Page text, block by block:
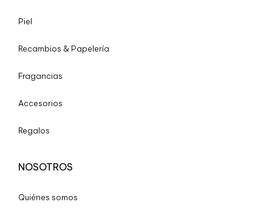
Piel
Recambios & Papelería
Fragancias
Accesorios
Regalos
NOSOTROS
Quiénes somos